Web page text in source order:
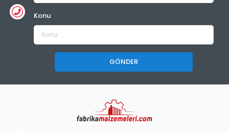
Konu
GÖNDER